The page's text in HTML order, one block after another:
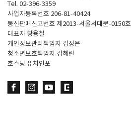
Tel. 02-396-3359
사업자등록번호 206-81-40424
통신판매신고번호 제2013-서울서대문-0150호
대표자 황용철
개인정보관리책임자 김정은
청소년보호책임자 김혜린
호스팅 퓨처인포